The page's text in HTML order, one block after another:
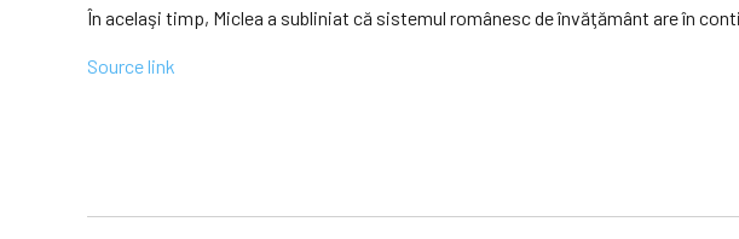
În acelaşi timp, Miclea a subliniat că sistemul românesc de învăţământ are în
Source link